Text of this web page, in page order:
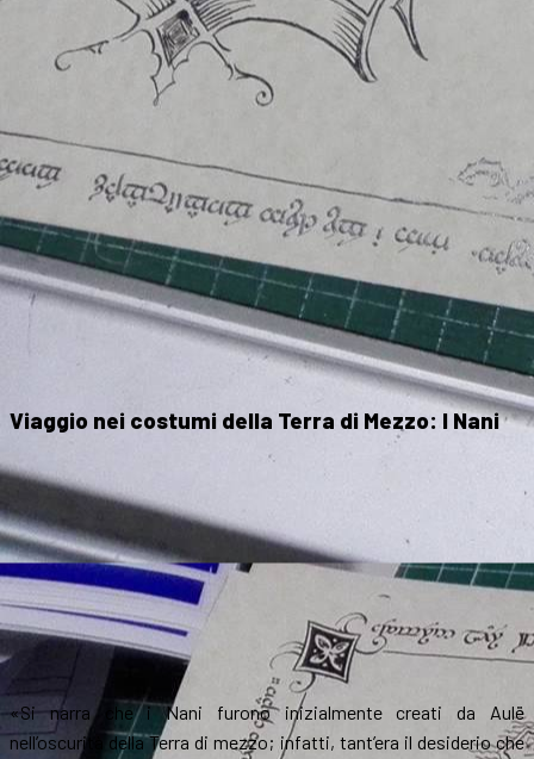
Viaggio nei costumi della Terra di Mezzo: I Nani
«Si narra che i Nani furono inizialmente creati da Aulë
nell’oscurità della Terra di mezzo; infatti, tant’era il desiderio che